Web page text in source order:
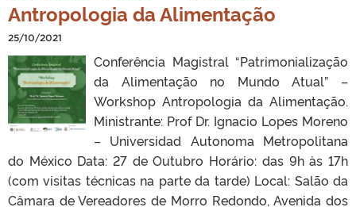
Antropologia da Alimentação
25/10/2021
Conferência Magistral “Patrimonialização
da Alimentação no Mundo Atual” –
Workshop Antropologia da Alimentação.
Ministrante: Prof Dr. Ignacio Lopes Moreno
– Universidad Autonoma Metropolitana
do México Data: 27 de Outubro Horário: das 9h às 17h
(com visitas técnicas na parte da tarde) Local: Salão da
Câmara de Vereadores de Morro Redondo, Avenida dos